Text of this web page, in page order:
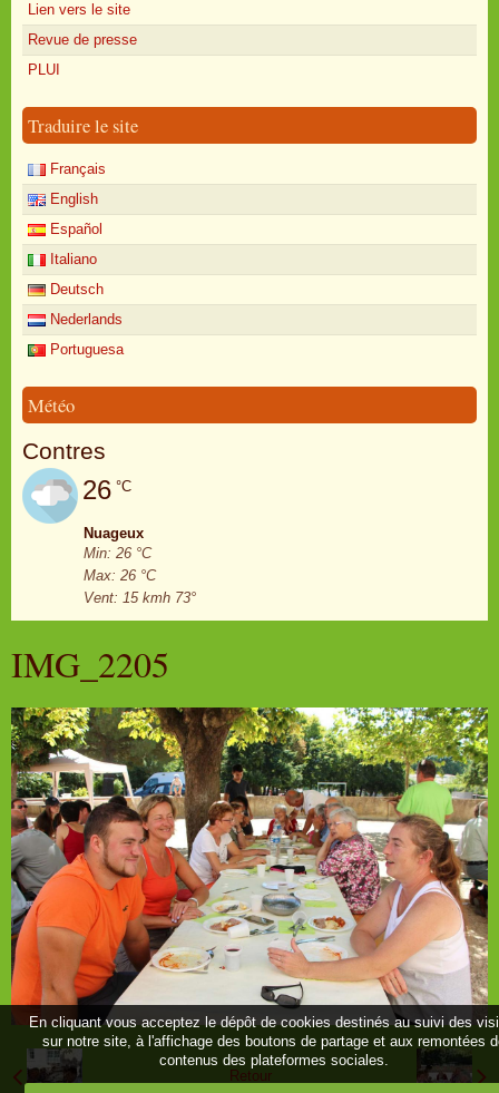
Lien vers le site
Revue de presse
PLUI
Traduire le site
Français
English
Español
Italiano
Deutsch
Nederlands
Portuguesa
Météo
Contres
26 °C
Nuageux
Min: 26 °C
Max: 26 °C
Vent: 15 kmh 73°
IMG_2205
Retour
En cliquant vous acceptez le dépôt de cookies destinés au suivi des
sur notre site, à l'affichage des boutons de partage et aux remontées
contenus des plateformes sociales.